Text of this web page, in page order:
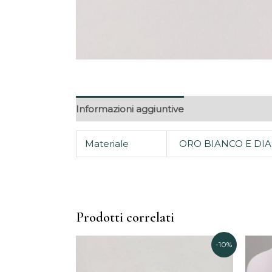
Informazioni aggiuntive
Materiale ORO BIANCO E
Prodotti correlati
-10%
Il
prezzo